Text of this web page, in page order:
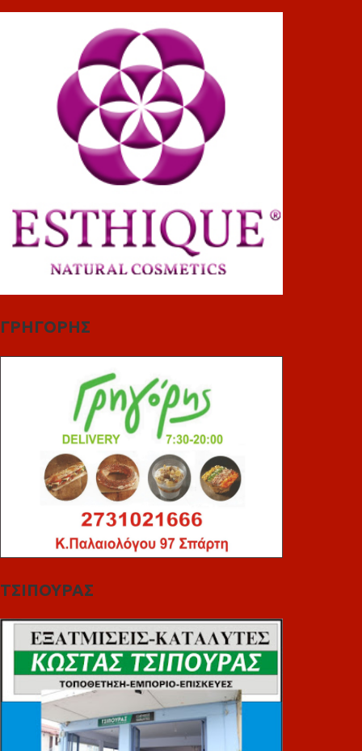
ΓΡΗΓΟΡΗΣ
ΤΣΙΠΟΥΡΑΣ